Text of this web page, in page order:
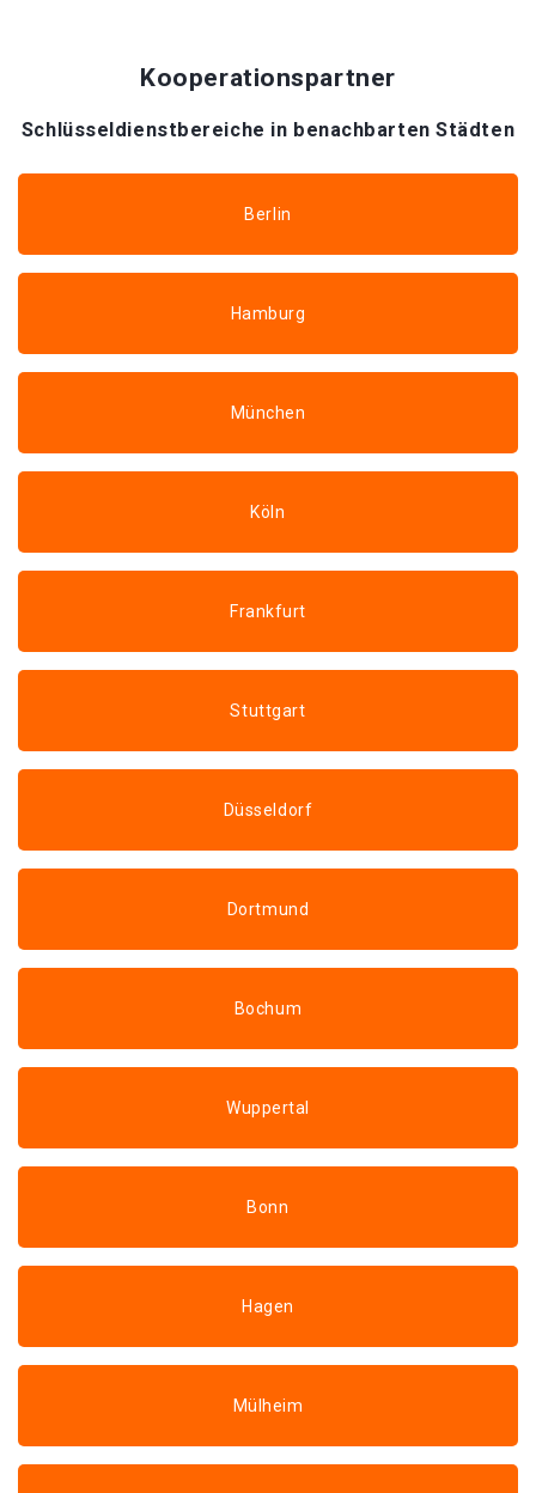
Kooperationspartner
Schlüsseldienstbereiche in benachbarten Städten
Berlin
Hamburg
München
Köln
Frankfurt
Stuttgart
Düsseldorf
Dortmund
Bochum
Wuppertal
Bonn
Hagen
Mülheim